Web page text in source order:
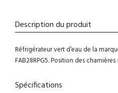
Description du produit
Réfrigérateur vert d’eau de la
FAB28RPG5. Position des
Spécifications